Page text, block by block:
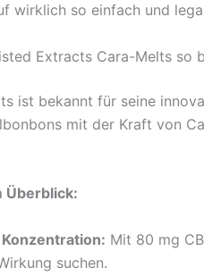
wirklich so einfach und
Extracts Cara-Melts so
ist bekannt für seine
mit der Kraft von
Überblick:
Mit 80 mg
suchen.